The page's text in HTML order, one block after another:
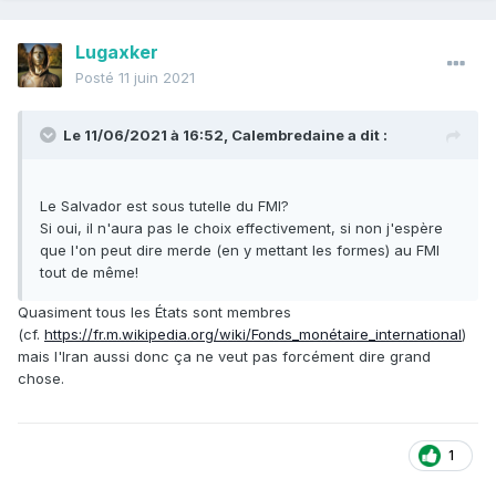
Lugaxker
Posté 11 juin 2021
Le 11/06/2021 à 16:52, Calembredainea dit :
Le Salvador est sous tutelle du FMI?
Si oui, il n'aura pas le choix effectivement, si non j'espère
que l'on peut dire merde (en y mettant les formes) au FMI
tout de même!
Quasiment tous les États sont membres
(cf. https://fr.m.wikipedia.org/wiki/Fonds_monétaire_international)
mais l'Iran aussi donc ça ne veut pas forcément dire grand
chose.
1